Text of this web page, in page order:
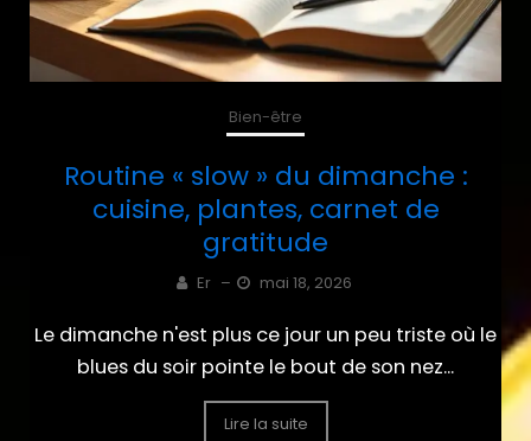
Bien-être
Routine « slow » du dimanche :
cuisine, plantes, carnet de
gratitude
Er – mai 18, 2026
Le dimanche n'est plus ce jour un peu triste où le
blues du soir pointe le bout de son nez...
Lire la suite